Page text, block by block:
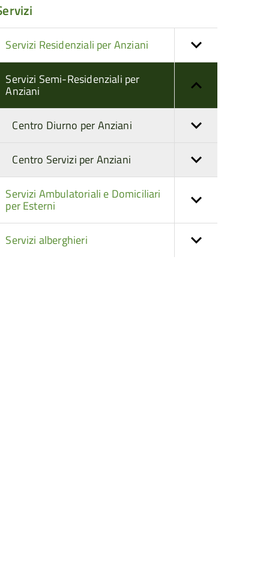
Servizi Residenziali per Anziani
Servizi Semi-Residenziali per
Anziani
Centro Diurno per Anziani
Centro Servizi per Anziani
Servizi Ambulatoriali e Domiciliari
per Esterni
Servizi alberghieri